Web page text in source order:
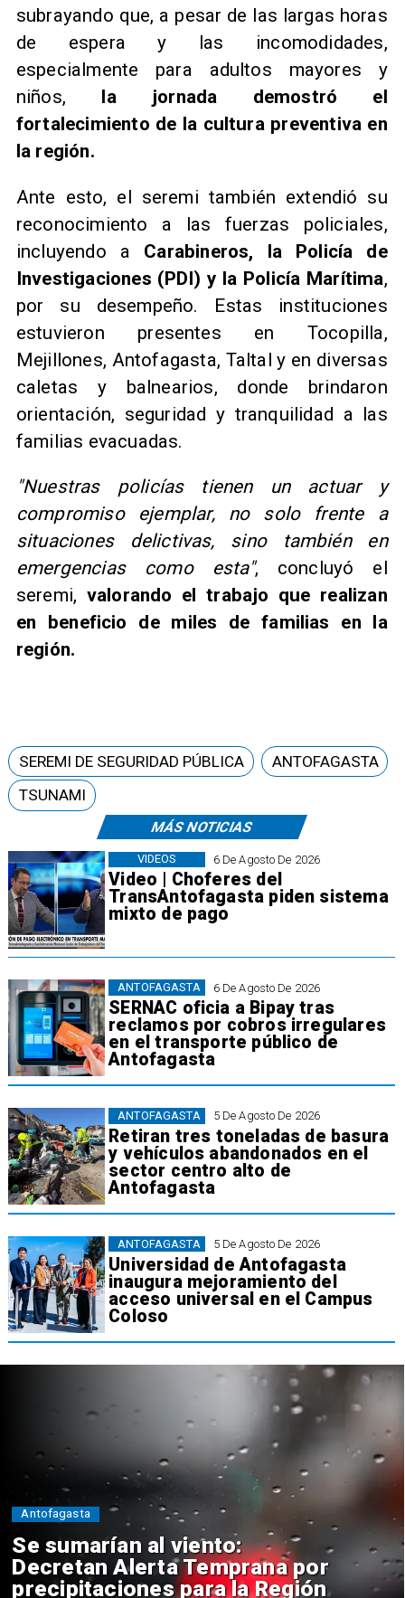
subrayando que, a pesar de las largas horas
de espera y las incomodidades,
especialmente para adultos mayores y
niños, la jornada demostró el
fortalecimiento de la cultura preventiva en
la región.
Ante esto, el seremi también extendió su
reconocimiento a las fuerzas policiales,
incluyendo a Carabineros, la Policía de
Investigaciones (PDI) y la Policía Marítima,
por su desempeño. Estas instituciones
estuvieron presentes en Tocopilla,
Mejillones, Antofagasta, Taltal y en diversas
caletas y balnearios, donde brindaron
orientación, seguridad y tranquilidad a las
familias evacuadas.
"Nuestras policías tienen un actuar y
compromiso ejemplar, no solo frente a
situaciones delictivas, sino también en
emergencias como esta", concluyó el
seremi, valorando el trabajo que realizan
en beneficio de miles de familias en la
región.
MÁS NOTICIAS
6 De Agosto De 2026
Video | Choferes del
TransAntofagasta piden sistema
mixto de pago
VIDEOS
6 De Agosto De 2026
SERNAC oficia a Bipay tras
reclamos por cobros irregulares
en el transporte público de
Antofagasta
ANTOFAGASTA
5 De Agosto De 2026
Retiran tres toneladas de basura
y vehículos abandonados en el
sector centro alto de
Antofagasta
ANTOFAGASTA
5 De Agosto De 2026
Universidad de Antofagasta
inaugura mejoramiento del
acceso universal en el Campus
Coloso
ANTOFAGASTA
SEREMI DE SEGURIDAD PÚBLICA
ANTOFAGASTA
TSUNAMI
Se sumarían al viento:
Decretan Alerta Temprana por
precipitaciones para la Región
Antofagasta